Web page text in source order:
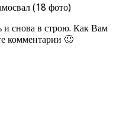
снова в строю. Как Вам
комментарии 🙂